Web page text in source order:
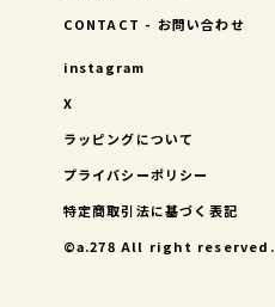
CONTACT - お問い合わせ
instagram
X
ラッピングについて
プライバシーポリシー
特定商取引法に基づく表記
©︎a.278 All right reserved.